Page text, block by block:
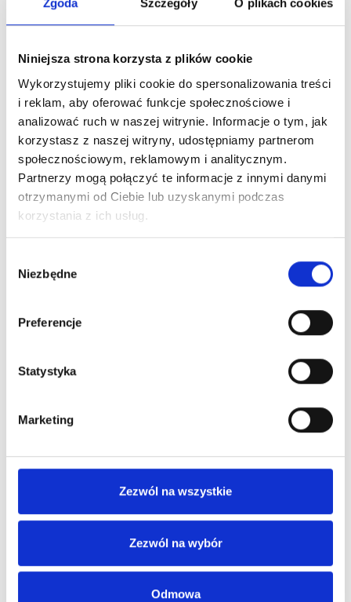
Zgoda Szczegóły O plikach cookies
Niniejsza strona korzysta z plików cookie
Wykorzystujemy pliki cookie do spersonalizowania treści
i reklam, aby oferować funkcje społecznościowe i
analizować ruch w naszej witrynie. Informacje o tym, jak
korzystasz z naszej witryny, udostępniamy partnerom
społecznościowym, reklamowym i analitycznym.
Partnerzy mogą połączyć te informacje z innymi danymi
otrzymanymi od Ciebie lub uzyskanymi podczas
korzystania z ich usług.
zgody
Niezbędne
Preferencje
Statystyka
Marketing
Zezwól na wszystkie
Zezwól na wybór
Odmowa
Czytaj więcej